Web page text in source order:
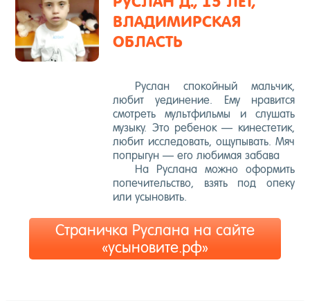
ВЛАДИМИРСКАЯ
ОБЛАСТЬ
Рус­лан спо­кой­ный маль­чик,
лю­бит у­еди­нение. Ему нра­вит­ся
смот­реть муль­тфиль­мы и слу­шать
му­зыку. Это ре­бенок — ки­нес­те­тик,
лю­бит ис­сле­довать, ощу­пывать. Мяч
поп­ры­гун — его лю­бимая за­бава
На Рус­ла­на мож­но офор­мить
по­печи­тель­ство, взять под опе­ку
или усы­новить.
Страничка Руслана на сайте
«усыновите.рф»